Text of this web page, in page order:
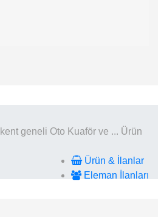
geneli Oto Kuaför ve ... Ürün
Ürün & İlanlar
Eleman İlanları